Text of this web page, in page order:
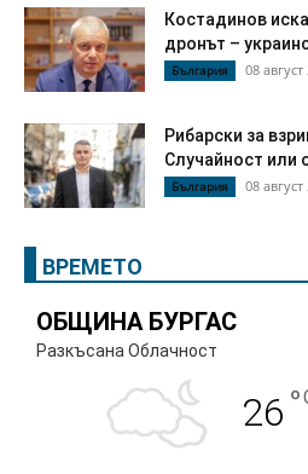
Костадинов
дронът –
България 08
Рибарски за
Случайност или
България 08
ВРЕМЕТО
ОБЩИНА БУРГАС
Разкъсана Облачност
26 °